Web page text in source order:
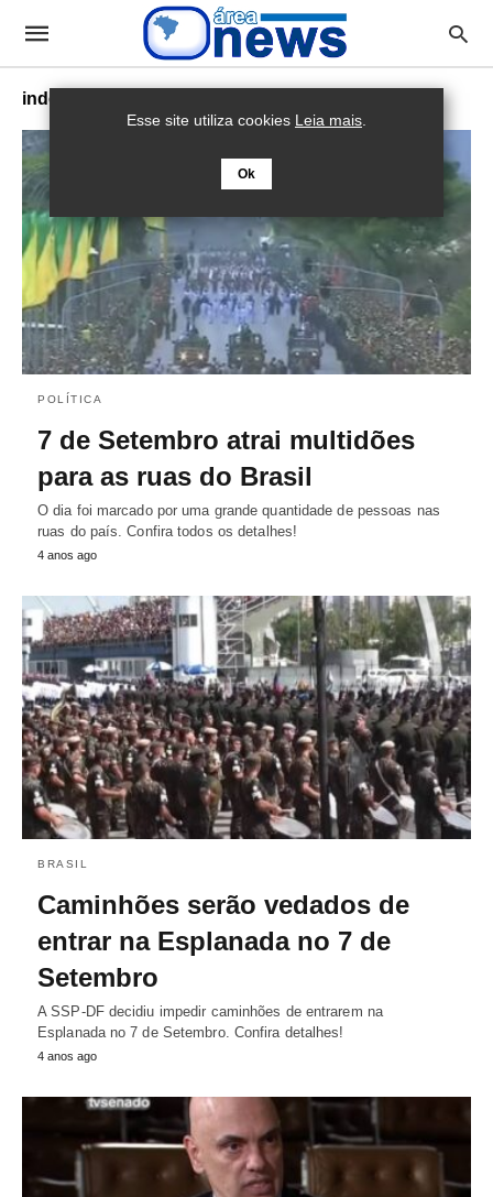
independência do brasil
POLÍTICA
7 de Setembro atrai multidões
para as ruas do Brasil
O dia foi marcado por uma grande quantidade de pessoas nas
ruas do país. Confira todos os detalhes!
4 anos ago
BRASIL
Caminhões serão vedados de
entrar na Esplanada no 7 de
Setembro
A SSP-DF decidiu impedir caminhões de entrarem na
Esplanada no 7 de Setembro. Confira detalhes!
4 anos ago
Esse site utiliza cookies Leia mais.
Ok